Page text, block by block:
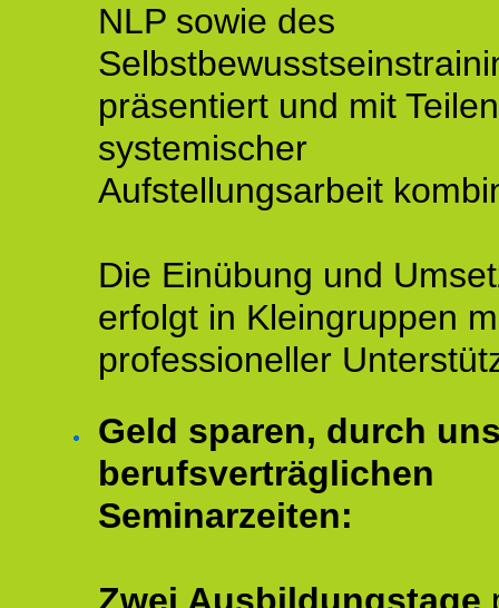
NLP sowie des
präsentiert und mit Teilen
systemischer
Aufstellungsarbeit
Die Einübung und
erfolgt in Kleingruppen
professioneller
Geld sparen, durch
berufsverträglichen
Seminarzeiten: